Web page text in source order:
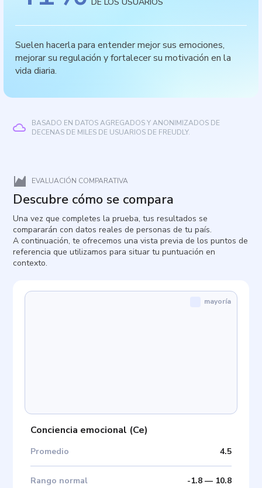
Suelen hacerla para entender mejor sus emociones,
mejorar su regulación y fortalecer su motivación en la
vida diaria.
BASADO EN DATOS AGREGADOS Y ANONIMIZADOS DE
DECENAS DE MILES DE USUARIOS DE FREUDLY.
EVALUACIÓN COMPARATIVA
Descubre cómo se compara
Una vez que completes la prueba, tus resultados se
compararán con datos reales de personas de tu país.
A continuación, te ofrecemos una vista previa de los puntos de
referencia que utilizamos para situar tu puntuación en
contexto.
Conciencia emocional (Ce)
Promedio 4.5
Rango normal -1.8— 10.8
mayoría